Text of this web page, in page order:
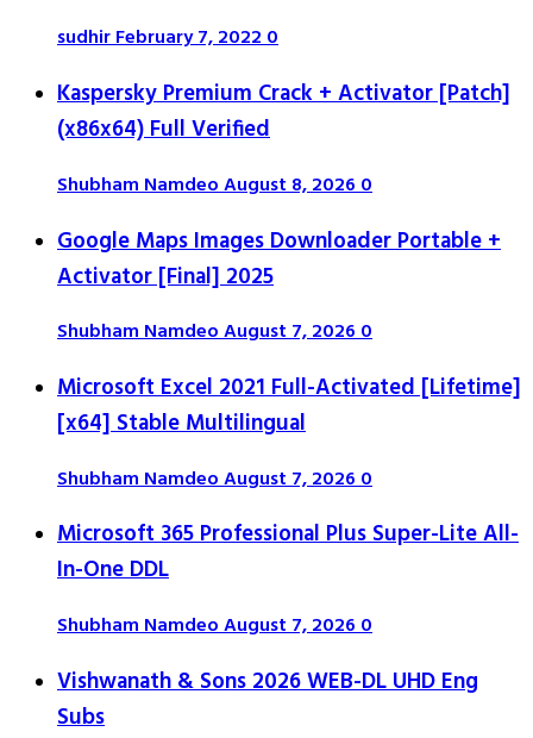
sudhirFebruary 7, 20220
Kaspersky Premium Crack + Activator [Patch]
(x86x64) Full Verified
Shubham NamdeoAugust 8, 20260
Google Maps Images Downloader Portable +
Activator [Final] 2025
Shubham NamdeoAugust 7, 20260
Microsoft Excel 2021 Full-Activated [Lifetime]
[x64] Stable Multilingual
Shubham NamdeoAugust 7, 20260
Microsoft 365 Professional Plus Super-Lite All-
In-One DDL
Shubham NamdeoAugust 7, 20260
Vishwanath & Sons 2026 WEB-DL UHD Eng
Subs